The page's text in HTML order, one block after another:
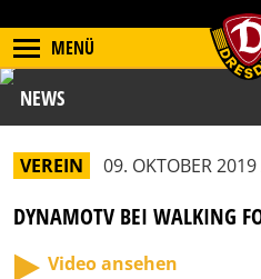
MENÜ
NEWS
VEREIN 09. OKTOBER
DYNAMOTV BEI WALKING
Video ansehen